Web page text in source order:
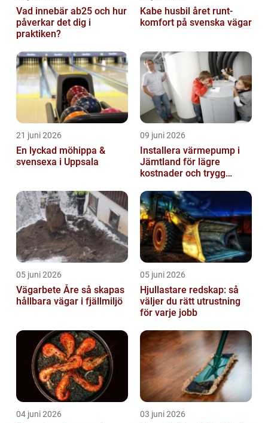
Vad innebär ab25 och hur
påverkar det dig i
praktiken?
Kabe husbil året runt-
komfort på svenska vägar
21 juni 2026
En lyckad möhippa &
svensexa i Uppsala
09 juni 2026
Installera värmepump i
Jämtland för lägre
kostnader och trygg
05 juni 2026
Vägarbete Åre så skapas
hållbara vägar i fjällmiljö
05 juni 2026
Hjullastare redskap: så
väljer du rätt utrustning
för varje jobb
04 juni 2026 03 juni 2026